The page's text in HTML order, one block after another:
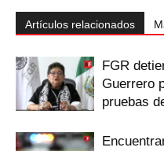
Artículos relacionados
FGR
Guerrero
pruebas